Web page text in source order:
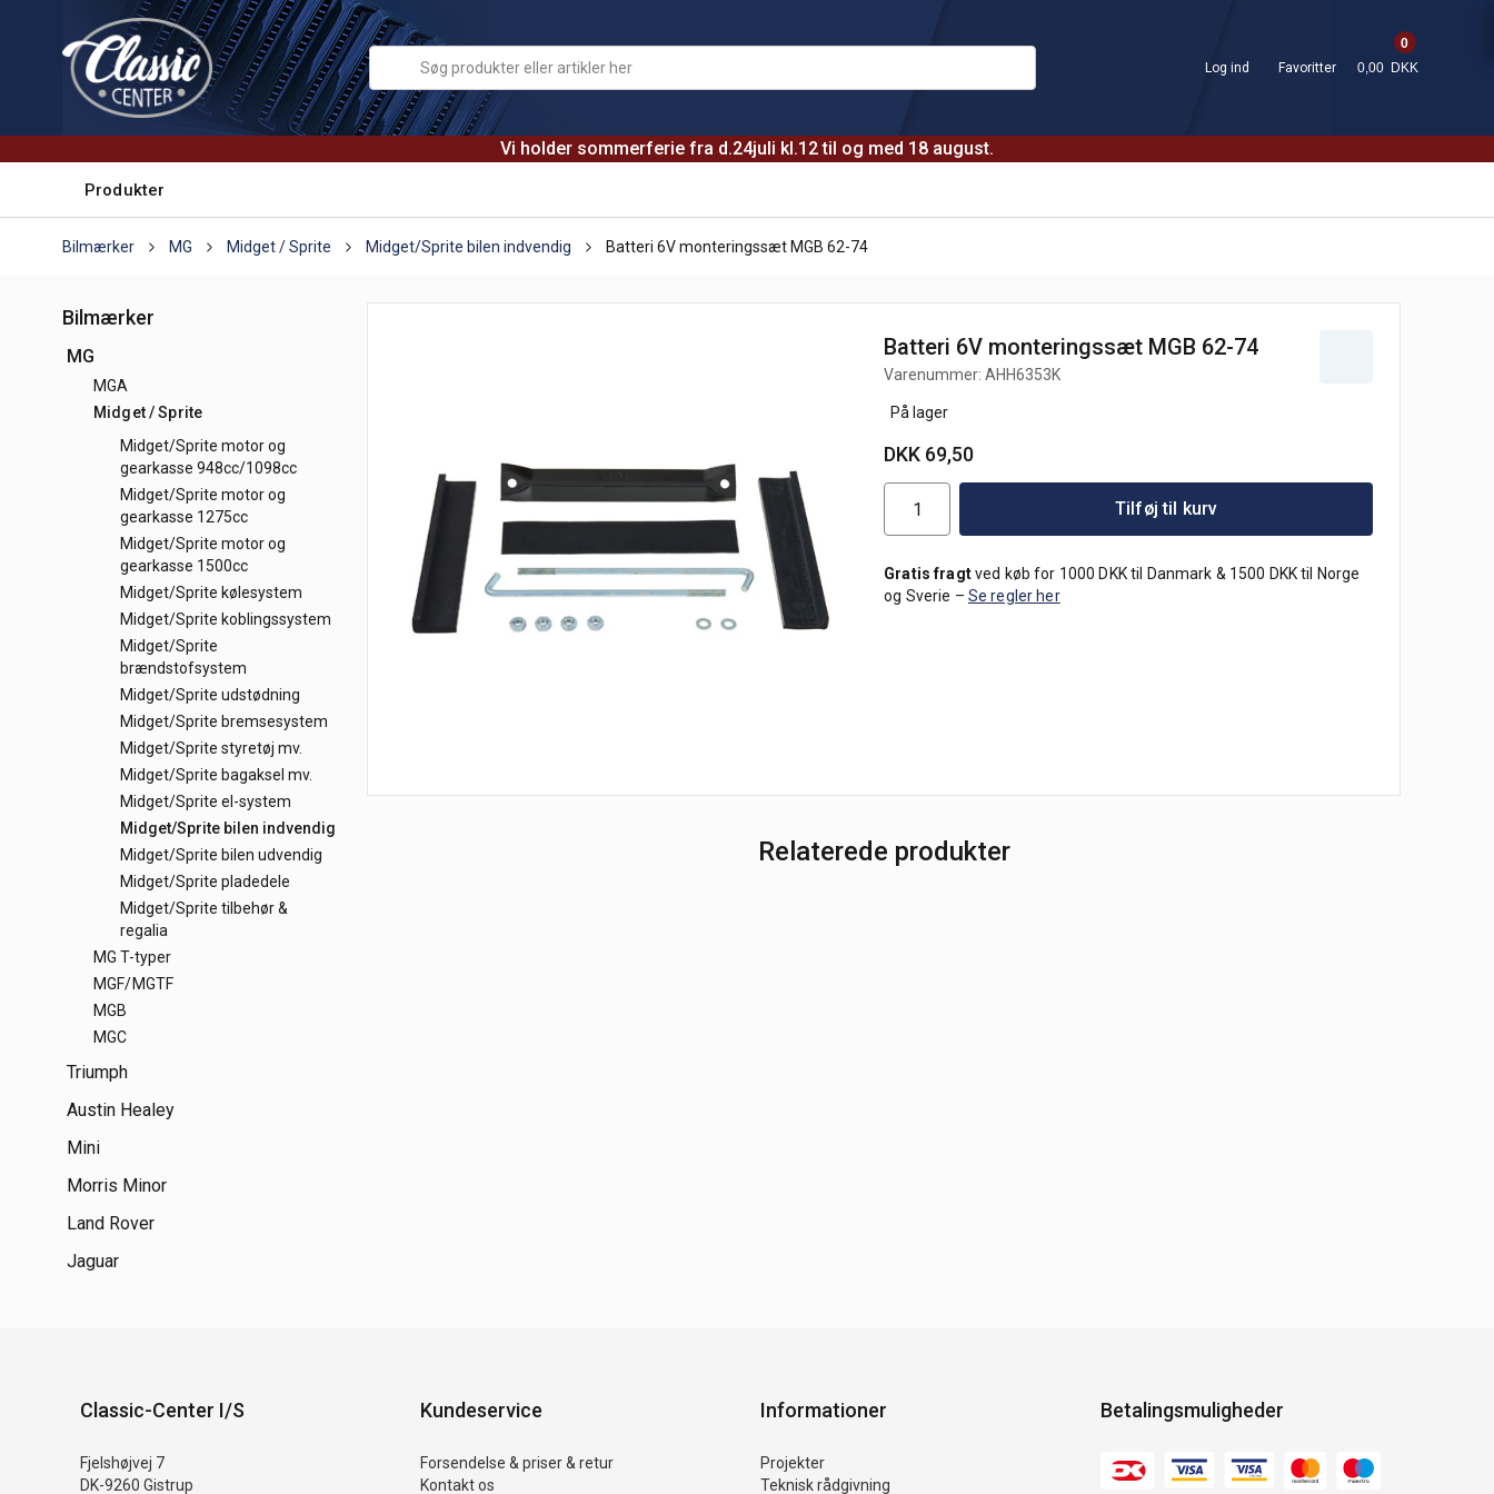
Vi holder sommerferie fra d.24juli kl.12 til og med 18 august.
Log ind Favoritter
0
0,00 DKK
Produkter
Bilmærker MG Midget / Sprite Midget/Sprite bilen indvendig Batteri 6V monteringssæt MGB 62-74
Bilmærker
MG
MGA
Midget / Sprite
Midget/Sprite motor og
gearkasse 948cc/1098cc
Midget/Sprite motor og
gearkasse 1275cc
Midget/Sprite motor og
gearkasse 1500cc
Midget/Sprite kølesystem
Midget/Sprite koblingssystem
Midget/Sprite
brændstofsystem
Midget/Sprite udstødning
Midget/Sprite bremsesystem
Midget/Sprite styretøj mv.
Midget/Sprite bagaksel mv.
Midget/Sprite el-system
Midget/Sprite bilen indvendig
Midget/Sprite bilen udvendig
Midget/Sprite pladedele
Midget/Sprite tilbehør &
regalia
MG T-typer
MGF/MGTF
MGB
MGC
Triumph
Austin Healey
Mini
Morris Minor
Land Rover
Jaguar
Batteri 6V monteringssæt MGB 62-74
Varenummer:AHH6353K
På lager
DKK 69,50
Tilføj til kurv
Gratis fragtved køb for 1000 DKK til Danmark & 1500 DKK til Norge
og Sverie – Se regler her
Relaterede produkter
Classic-Center I/S
Fjelshøjvej 7
DK-9260 Gistrup
Kundeservice
Forsendelse & priser & retur
Kontakt os
Informationer
Projekter
Teknisk rådgivning
Betalingsmuligheder